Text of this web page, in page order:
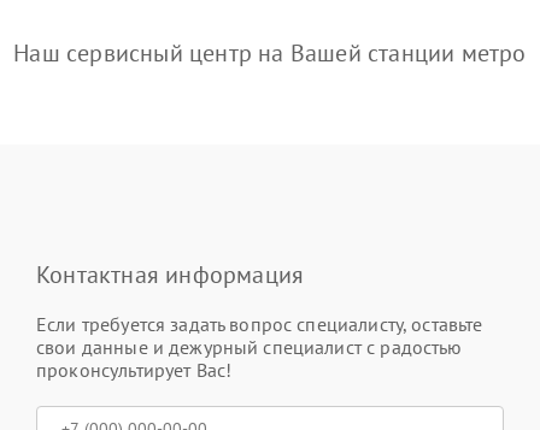
Наш сервисный центр на Вашей станции метро
Контактная информация
Если требуется задать вопрос специалисту, оставьте
свои данные и дежурный специалист с радостью
проконсультирует Вас!